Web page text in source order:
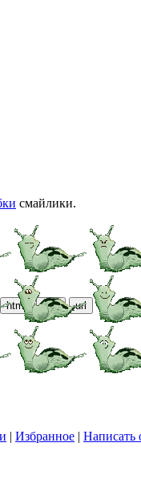
html ezd url
смайлики.
| Избранное | Написать